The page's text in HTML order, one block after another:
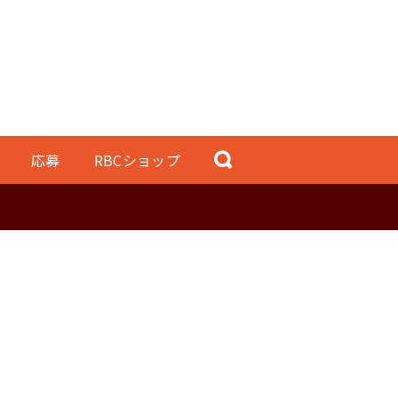
応募 RBCショップ